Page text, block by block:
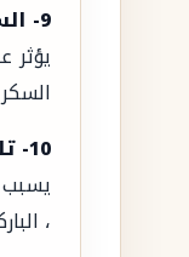
9- السكر :
يؤثر
10- تلوث الهواء :
يسبب
،